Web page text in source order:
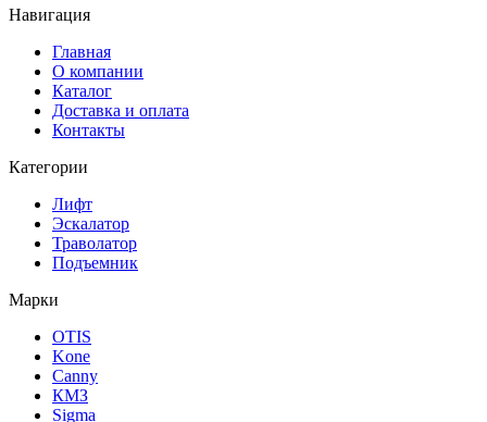
Навигация
Главная
О компании
Каталог
Доставка и оплата
Контакты
Категории
Лифт
Эскалатор
Траволатор
Подъемник
Марки
OTIS
Kone
Canny
КМЗ
Sigma